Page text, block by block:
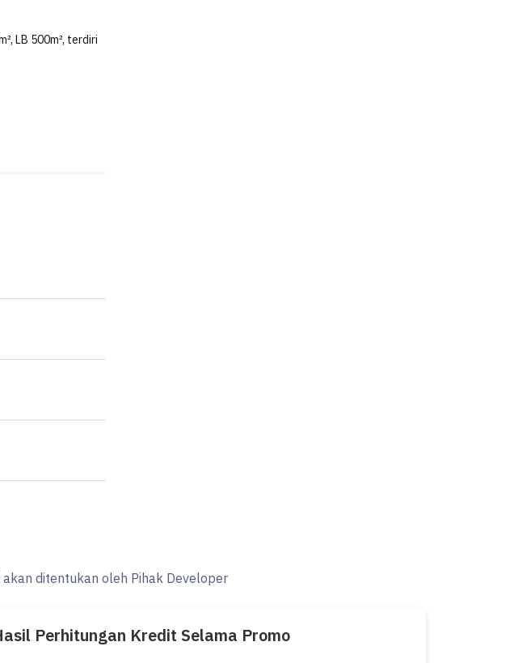
LB 500m², terdiri
ditentukan oleh Pihak Developer
Perhitungan Kredit Selama Promo